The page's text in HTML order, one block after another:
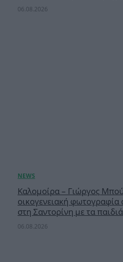
06.08.2026
Καλομοίρα – Γιώργος
οικογενειακή φωτογραφία
στη Σαντορίνη με τα
06.08.2026